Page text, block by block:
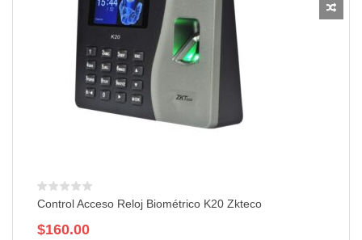
Control Acceso Reloj Biométrico K20 Zkteco
$160.00